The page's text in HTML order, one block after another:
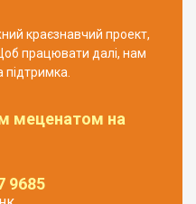
краєзнавчий проект,
працювати далі, нам
меценатом на
9685